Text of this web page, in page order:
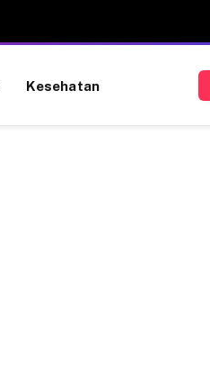
Kesehatan